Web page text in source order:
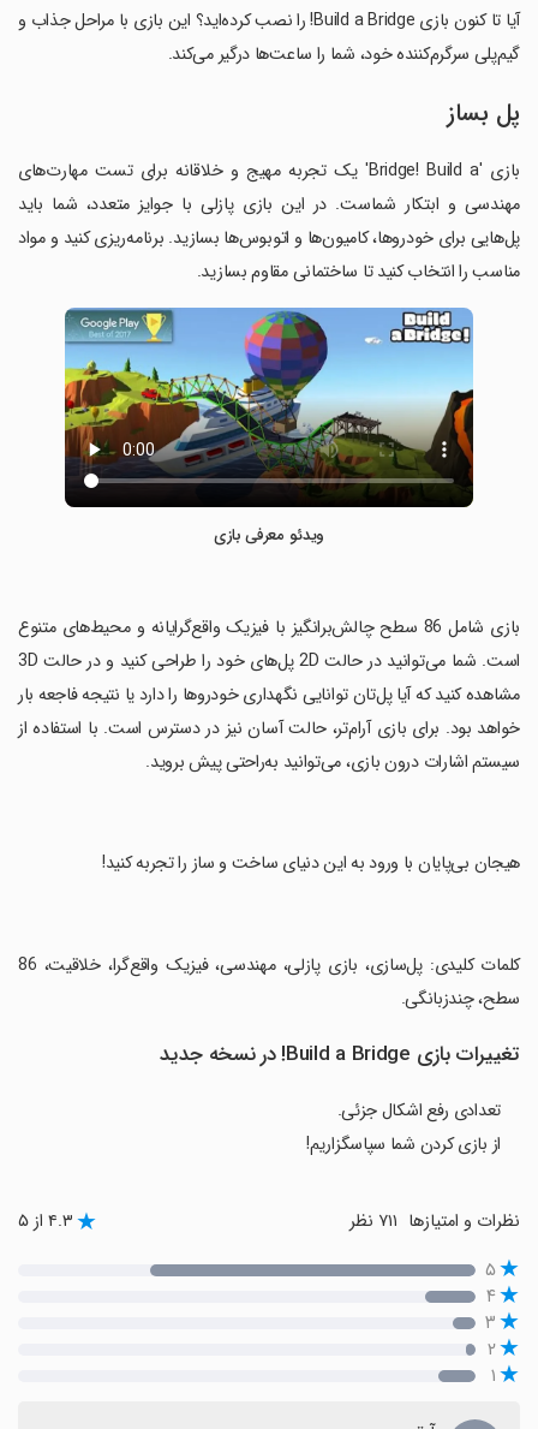
آیا تا کنون بازی Build a Bridge! را نصب کرده‌اید؟ این بازی با مراحل جذاب و
گیم‌پلی سرگرم‌کننده خود، شما را ساعت‌ها درگیر می‌کند.
پل بساز
بازی 'Bridge! Build a' یک تجربه مهیج و خلاقانه برای تست مهارت‌های
مهندسی و ابتکار شماست. در این بازی پازلی با جوایز متعدد، شما باید
پل‌هایی برای خودروها، کامیون‌ها و اتوبوس‌ها بسازید. برنامه‌ریزی کنید و مواد
مناسب را انتخاب کنید تا ساختمانی مقاوم بسازید.
ویدئو معرفی بازی
‏بازی شامل 86 سطح چالش‌برانگیز با فیزیک واقع‌گرایانه و محیط‌های متنوع
است. شما می‌توانید در حالت 2D پل‌های خود را طراحی کنید و در حالت 3D
مشاهده کنید که آیا پل‌تان توانایی نگهداری خودروها را دارد یا نتیجه فاجعه بار
خواهد بود. برای بازی آرام‌تر، حالت آسان نیز در دسترس است. با استفاده از
سیستم اشارات درون بازی، می‌توانید به‌راحتی پیش بروید.
‏هیجان بی‌پایان با ورود به این دنیای ساخت و ساز را تجربه کنید!
‏کلمات کلیدی: پل‌سازی، بازی پازلی، مهندسی، فیزیک واقع‌گرا، خلاقیت، 86
سطح، چندزبانگی.
تغییرات بازی Build a Bridge! در نسخه جدید
تعدادی رفع اشکال جزئی.
از بازی کردن شما سپاسگزاریم!
نظرات و امتیازها ۴.۳ از ۵
۵
۴
۳
۲
۱